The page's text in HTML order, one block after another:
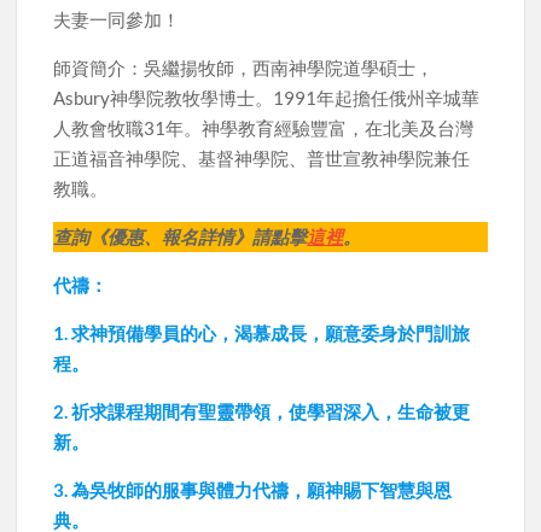
夫妻一同參加！
師資簡介：吳繼揚牧師，西南神學院道學碩士，
Asbury神學院教牧學博士。1991年起擔任俄州辛城華
人教會牧職31年。神學教育經驗豐富，在北美及台灣
正道福音神學院、基督神學院、普世宣教神學院兼任
教職。
查詢《優惠、報名詳情》請點擊這裡。
代禱：
1. 求神預備學員的心，渴慕成長，願意委身於門訓旅
程。
2. 祈求課程期間有聖靈帶領，使學習深入，生命被更
新。
3. 為吳牧師的服事與體力代禱，願神賜下智慧與恩
典。